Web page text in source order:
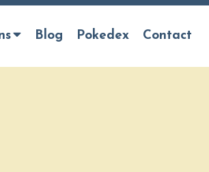
Blog Pokedex Contact